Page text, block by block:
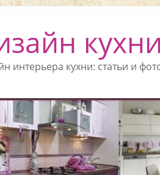
интерьера кухни: статьи и